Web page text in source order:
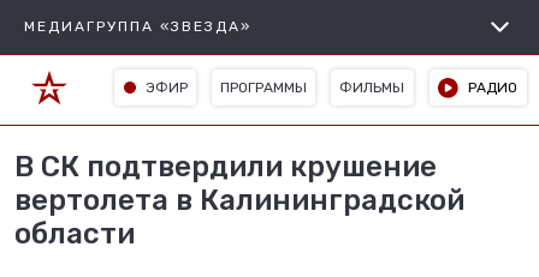
МЕДИАГРУППА «ЗВЕЗДА»
ЭФИР ПРОГРАММЫ ФИЛЬМЫ РАДИО
В СК подтвердили крушение
вертолета в Калининградской
области